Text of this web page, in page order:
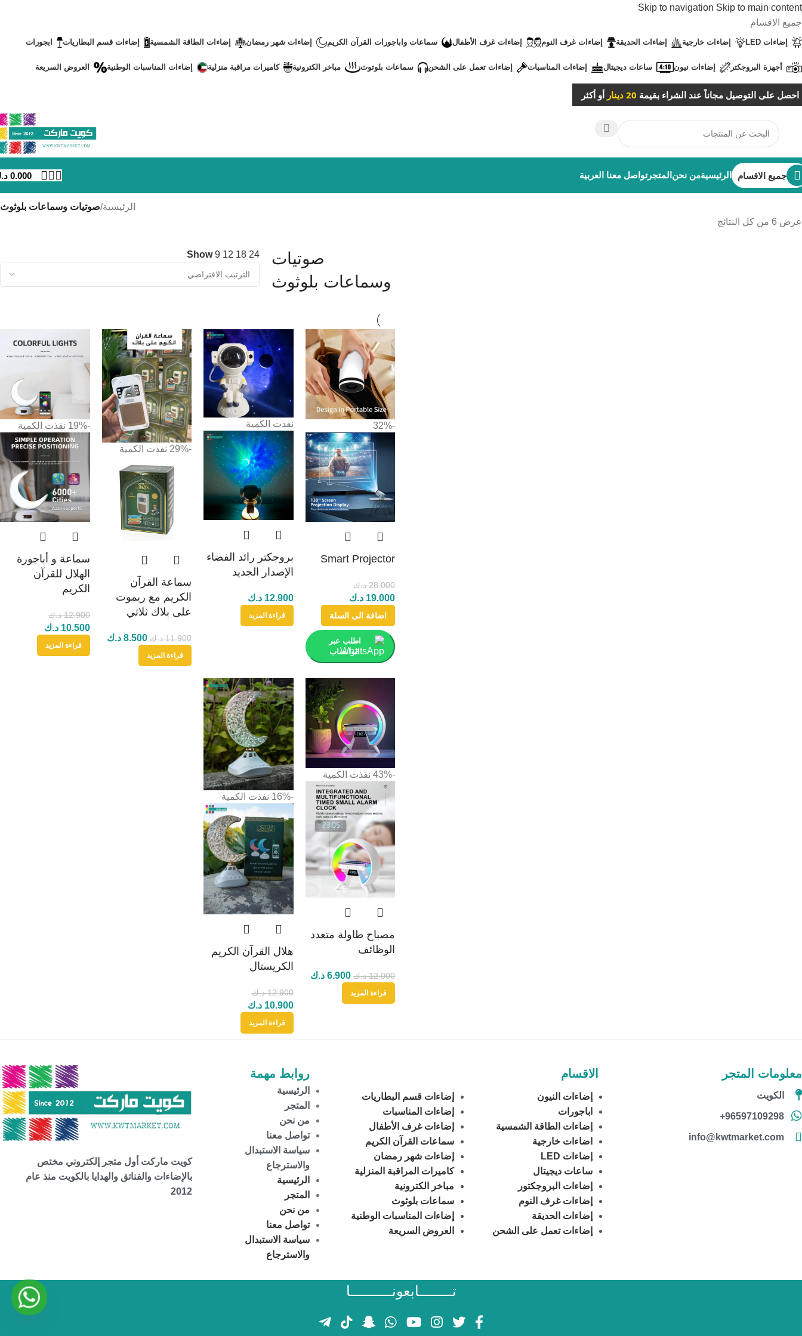
Skip to navigation Skip to main content
جميع الاقسام
إضاءات LED إضاءات خارجية إضاءات الحديقة إضاءات غرف النوم إضاءات غرف الأطفال سماعات واباجورات القرآن الكريم إضاءات شهر رمضان إضاءات الطاقة الشمسية إضاءات قسم البطاريات ابجورات
أجهزة البروجكتر إضاءات نيون ساعات ديجيتال إضاءات المناسبات إضاءات تعمل على الشحن سماعات بلوتوث مباخر الكترونية كاميرات مراقبة منزلية إضاءات المناسبات الوطنية العروض السريعة
احصل على التوصيل مجاناً عند الشراء بقيمة 20 دينار أو أكثر
جميع الاقسام الرئيسيةمن نحن المتجرتواصل معنا العربية 0.000
الرئيسية/صوتيات وسماعات بلوثوث
عرض ⁦6⁩ من كل النتائج
صوتيات
وسماعات بلوثوث
Show9 12 18 24
-32%
Smart Projector
28.000 د.ك
19.000 د.ك
اضافة الى السلة
اطلب عبر
الواتساب
نفذت الكمية
بروجكتر رائد الفضاء
الإصدار الجديد
12.900 د.ك
قراءة المزيد
-29% نفذت الكمية
سماعة القرآن
الكريم مع ريموت
على بلاك ثلاثي
11.900 د.ك 8.500 د.ك
قراءة المزيد
-19% نفذت الكمية
سماعة و أباجورة
الهلال للقرآن
الكريم
12.900 د.ك
10.500 د.ك
قراءة المزيد
-43% نفذت الكمية
مصباح طاولة متعدد
الوظائف
12.000 د.ك 6.900 د.ك
قراءة المزيد
-16% نفذت الكمية
هلال القرآن الكريم
الكريستال
12.900 د.ك
10.900 د.ك
قراءة المزيد
معلومات المتجر
الكويت
96597109298+
info@kwtmarket.com
الاقسام
إضاءات النيون
اباجورات
إضاءات الطاقة الشمسية
اضاءات خارجية
إضاءات LED
ساعات ديجيتال
إضاءات البروجكتور
إضاءات غرف النوم
إضاءات الحديقة
إضاءات تعمل على الشحن
إضاءات قسم البطاريات
إضاءات المناسبات
إضاءات غرف الأطفال
سماعات القرآن الكريم
إضاءات شهر رمضان
كاميرات المراقبة المنزلية
مباخر الكترونية
سماعات بلوثوث
إضاءات المناسبات الوطنية
العروض السريعة
روابط مهمة
الرئيسية
المتجر
من نحن
تواصل معنا
سياسة الاستبدال
والاسترجاع
الرئيسية
المتجر
من نحن
تواصل معنا
سياسة الاستبدال
والاسترجاع
كويت ماركت أول متجر إلكتروني مختص
بالإضاءات والفناتق والهدايا بالكويت منذ عام
2012
تــــــــابعونــــــــــا